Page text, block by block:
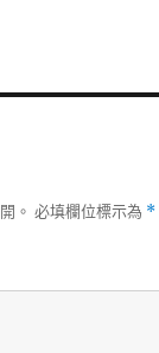
。 必填欄位標示為 *